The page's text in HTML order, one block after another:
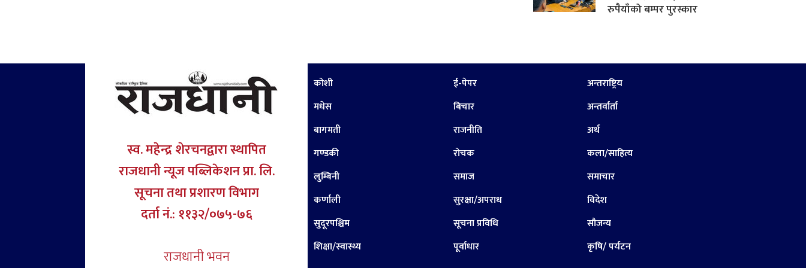
रुपैयाँको बम्पर पुरस्कार
स्व. महेन्द्र शेरचनद्वारा स्थापित
राजधानी न्यूज पब्लिकेशन प्रा. लि.
सूचना तथा प्रशारण विभाग
दर्ता नं.: ११३२/०७५-७६
राजधानी भवन
कोशी
मधेस
बागमती
गण्डकी
लुम्बिनी
कर्णाली
सुदूरपश्चिम
शिक्षा/स्वास्थ्य
ई-पेपर
बिचार
राजनीति
रोचक
समाज
सुरक्षा/अपराध
सूचना प्रविधि
पूर्वाधार
अन्तराष्ट्रिय
अन्तर्वार्ता
अर्थ
कला/साहित्य
समाचार
विदेश
सौजन्य
कृषि/ पर्यटन